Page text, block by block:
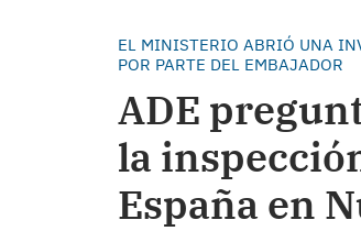
EL MINISTERIO ABRIÓ UNA
POR PARTE DEL EMBAJADOR
ADE
la
España en